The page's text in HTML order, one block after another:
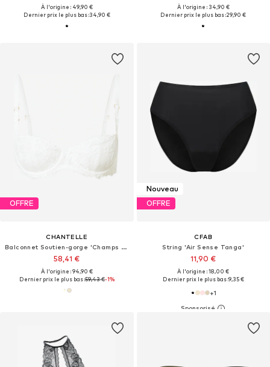
À l'origine : 49,90 €
Dernier prix le plus bas :34,90 €
À l'origine : 34,90 €
Dernier prix le plus bas :29,90 €
OFFRE
CHANTELLE
Balconnet Soutien-gorge 'Champs Elysees'
58,41 €
À l'origine : 94,90 €
Dernier prix le plus bas :59,43 €-1%
Nouveau
OFFRE
CFAB
String 'Air Sense Tanga'
11,90 €
À l'origine : 18,00 €
Dernier prix le plus bas :9,35 €
+1